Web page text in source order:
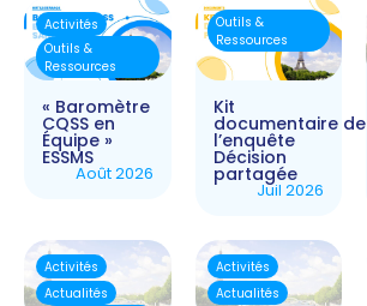
« Baromètre
CQSS en
Équipe »
ESSMS
Août 2026
Activités
Outils &
Ressources
Kit
documentaire de
l’enquête
Décision
partagée
Juil 2026
Outils &
Ressources
Activités
Actualités
Activités
Actualités